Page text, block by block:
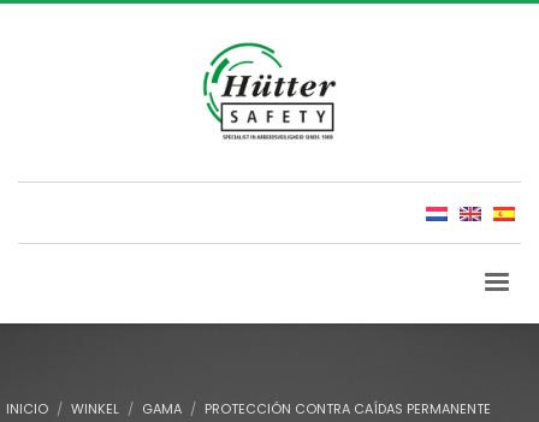
INICIO WINKEL GAMA PROTECCIÓN CONTRA CAÍDAS PERMANENTE